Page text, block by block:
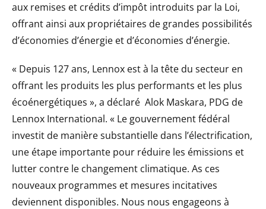
aux remises et crédits d’impôt introduits par la Loi,
offrant ainsi aux propriétaires de grandes possibilités
d’économies d’énergie et d’économies d’énergie.
« Depuis 127 ans, Lennox est à la tête du secteur en
offrant les produits les plus performants et les plus
écoénergétiques », a déclaré Alok Maskara, PDG de
Lennox International. « Le gouvernement fédéral
investit de manière substantielle dans l’électrification,
une étape importante pour réduire les émissions et
lutter contre le changement climatique. As ces
nouveaux programmes et mesures incitatives
deviennent disponibles. Nous nous engageons à